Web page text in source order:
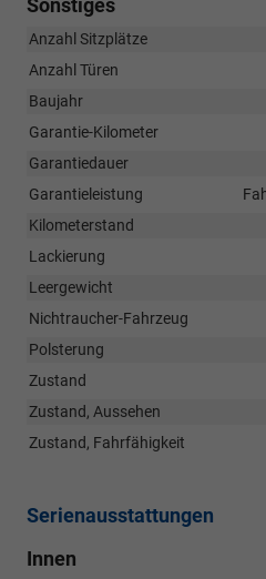
Sonstiges
Anzahl Sitzplätze
Anzahl Türen
Baujahr
Garantie-Kilometer
Garantiedauer
Garantieleistung
Kilometerstand
Lackierung
Leergewicht
Nichtraucher-Fahrzeug
Polsterung
Zustand
Zustand, Aussehen
Zustand, Fahrfähigkeit
Serienausstattungen
Innen